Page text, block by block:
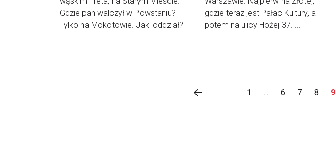
Gdzie pan walczył w Powstaniu?
Tylko na Mokotowie. Jaki oddział?
...
gdzie teraz jest Pałac Kultury, a
potem na ulicy Hożej 37. ...
1 ... 6 7 8 9